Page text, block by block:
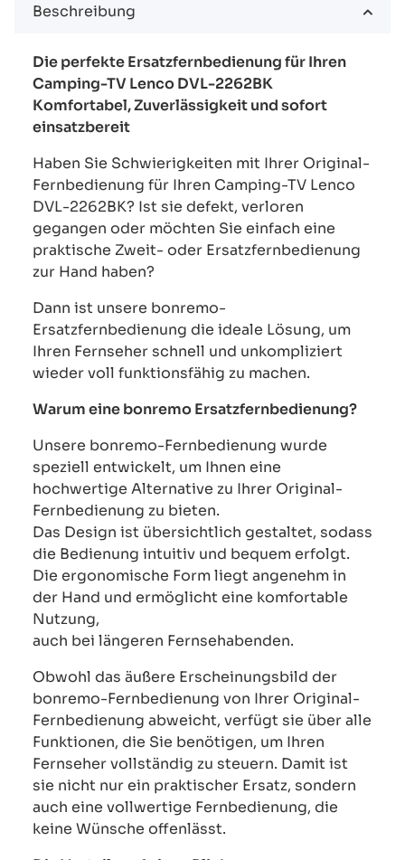
Beschreibung
Die perfekte Ersatzfernbedienung für Ihren
Camping-TV Lenco DVL-2262BK
Komfortabel, Zuverlässigkeit und sofort
einsatzbereit
Haben Sie Schwierigkeiten mit Ihrer Original-
Fernbedienung für Ihren Camping-TV Lenco
DVL-2262BK? Ist sie defekt, verloren
gegangen oder möchten Sie einfach eine
praktische Zweit- oder Ersatzfernbedienung
zur Hand haben?
Dann ist unsere bonremo-
Ersatzfernbedienung die ideale Lösung, um
Ihren Fernseher schnell und unkompliziert
wieder voll funktionsfähig zu machen.
Warum eine bonremo Ersatzfernbedienung?
Unsere bonremo-Fernbedienung wurde
speziell entwickelt, um Ihnen eine
hochwertige Alternative zu Ihrer Original-
Fernbedienung zu bieten.
Das Design ist übersichtlich gestaltet, sodass
die Bedienung intuitiv und bequem erfolgt.
Die ergonomische Form liegt angenehm in
der Hand und ermöglicht eine komfortable
Nutzung,
auch bei längeren Fernsehabenden.
Obwohl das äußere Erscheinungsbild der
bonremo-Fernbedienung von Ihrer Original-
Fernbedienung abweicht, verfügt sie über alle
Funktionen, die Sie benötigen, um Ihren
Fernseher vollständig zu steuern. Damit ist
sie nicht nur ein praktischer Ersatz, sondern
auch eine vollwertige Fernbedienung, die
keine Wünsche offenlässt.